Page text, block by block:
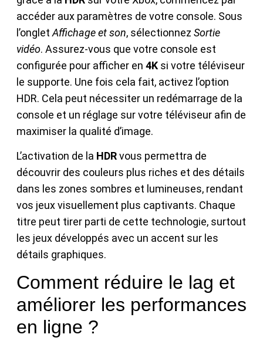
accéder aux paramètres de votre console. Sous
l’onglet Affichage et son, sélectionnez Sortie
vidéo. Assurez-vous que votre console est
configurée pour afficher en 4K si votre téléviseur
le supporte. Une fois cela fait, activez l’option
HDR. Cela peut nécessiter un redémarrage de la
console et un réglage sur votre téléviseur afin de
maximiser la qualité d’image.
L’activation de la HDRvous permettra de
découvrir des couleurs plus riches et des détails
dans les zones sombres et lumineuses, rendant
vos jeux visuellement plus captivants. Chaque
titre peut tirer parti de cette technologie, surtout
les jeux développés avec un accent sur les
détails graphiques.
Comment réduire le lag et
améliorer les performances
en ligne ?